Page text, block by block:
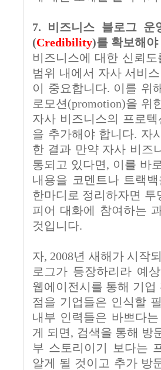
7. 비즈니스 블로그
(Credibility)를 확보해야
비즈니스에 대한 신뢰
범위 내에서 자사 서비
이 중요합니다. 이를 위
로모션(promotion)을 위
자사 비즈니스의 프로
을 추가해야 합니다. 자
한 결과 만약 자사 비즈
통되고 있다면, 이를 바
내용을 코멘트나 트랙
한마디로 정리하자면
피어 대화에 참여하는
것입니다.
자, 2008년 새해가 시작
로그가 등장하리라 예
웹에이전시를 통해 기
점을 기업들은 인식할
내부 인력들은 바쁘다
게 되면, 검색을 통해 방
부 스토리이기 보다는
알게 될 것이고 추가 방